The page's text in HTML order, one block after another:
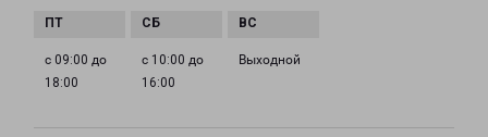
с 09:00 до
18:00
с 10:00 до
16:00
Выходной